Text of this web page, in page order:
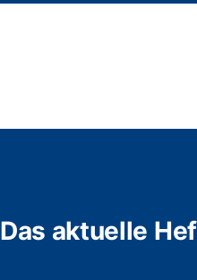
Das aktuelle